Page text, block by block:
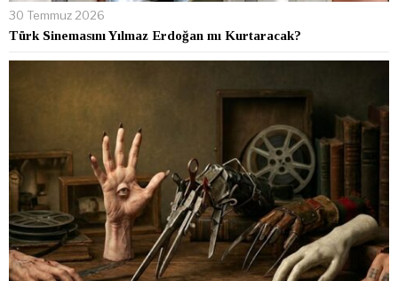
30 Temmuz 2026
Türk Sinemasını Yılmaz Erdoğan mı Kurtaracak?